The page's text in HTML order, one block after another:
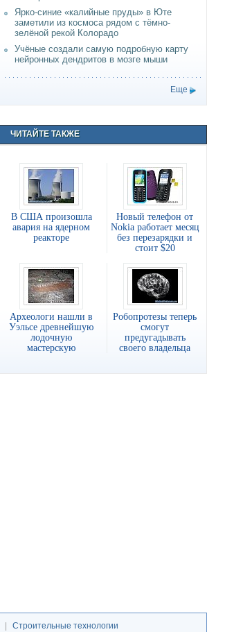
Ярко-синие «калийные пруды» в Юте
заметили из космоса рядом с тёмно-
зелёной рекой Колорадо
Учёные создали самую подробную карту
нейронных дендритов в мозге мыши
Еще
ЧИТАЙТЕ ТАКЖЕ
В США произошла
авария на ядерном
реакторе
Новый телефон от
Nokia работает месяц
без перезарядки и
стоит $20
Археологи нашли в
Уэльсе древнейшую
лодочную
мастерскую
Робопротезы теперь
смогут
предугадывать
своего владельца
Строительные технологии